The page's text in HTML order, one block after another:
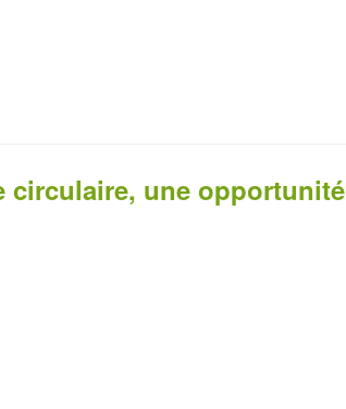
circulaire, une opportunité